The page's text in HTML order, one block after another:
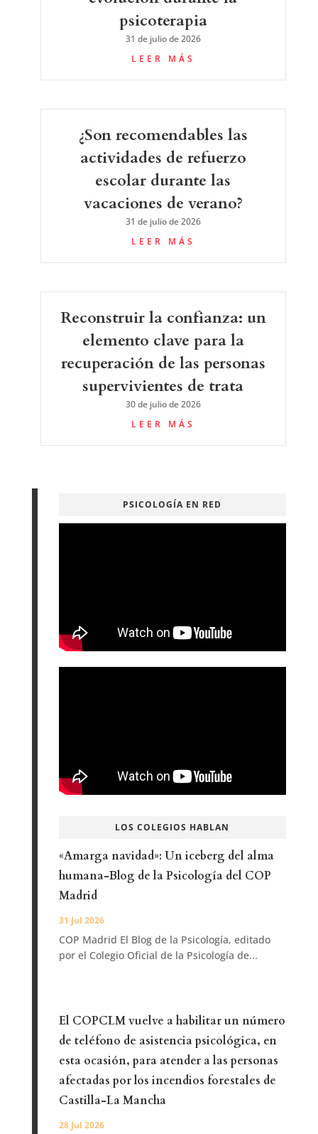
psicoterapia
31 de julio de 2026
LEER MÁS
¿Son recomendables las
actividades de refuerzo
escolar durante las
vacaciones de verano?
31 de julio de 2026
LEER MÁS
Reconstruir la confianza: un
elemento clave para la
recuperación de las personas
supervivientes de trata
30 de julio de 2026
LEER MÁS
PSICOLOGÍA EN RED
LOS COLEGIOS HABLAN
«Amarga navidad»: Un iceberg del alma
humana-Blog de la Psicología del COP
Madrid
31 Jul 2026
COP Madrid El Blog de la Psicología, editado
por el Colegio Oficial de la Psicología de...
El COPCLM vuelve a habilitar un número
de teléfono de asistencia psicológica, en
esta ocasión, para atender a las personas
afectadas por los incendios forestales de
Castilla-La Mancha
28 Jul 2026